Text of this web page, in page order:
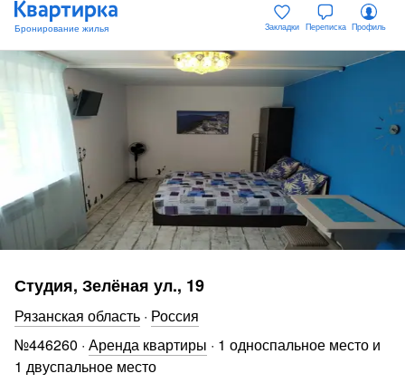
Закладки Переписка Профиль
Студия, Зелёная ул., 19
Рязанская область · Россия
№446260 · Аренда квартиры · 1 односпальное место и
1 двуспальное место